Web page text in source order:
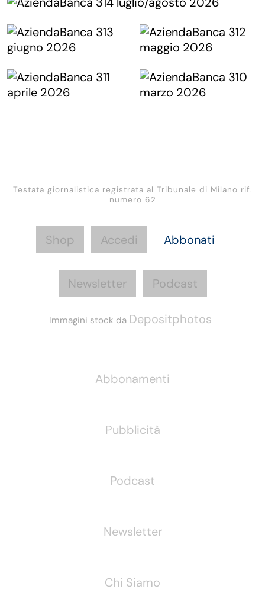
Testata giornalistica registrata al Tribunale di Milano rif.
numero 62
Shop Accedi Abbonati
Newsletter Podcast
Immagini stock da Depositphotos
Abbonamenti
Pubblicità
Podcast
Newsletter
Chi Siamo